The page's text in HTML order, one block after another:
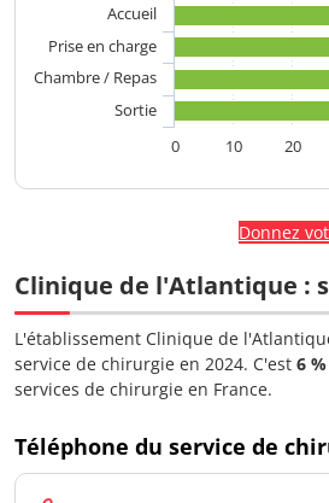
Accueil
Prise en charge
Chambre / Repas
Sortie
0
10 20
Donnez
Clinique de l'Atlantique :
L'établissement Clinique de
service de chirurgie en 2024. C'est 6
services de chirurgie en France.
Téléphone du service de